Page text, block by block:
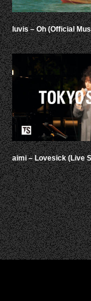
luvis – Oh (Official
aimi – Lovesick (Live